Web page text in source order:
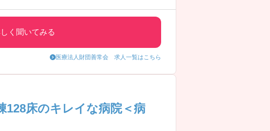
く聞いてみる
医療法人財団善常会 求人一覧はこちら
128床のキレイな病院＜病